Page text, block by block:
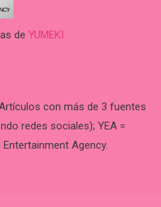
de YUMEKI
con más de 3 fuentes
redes sociales); YEA =
Agency.